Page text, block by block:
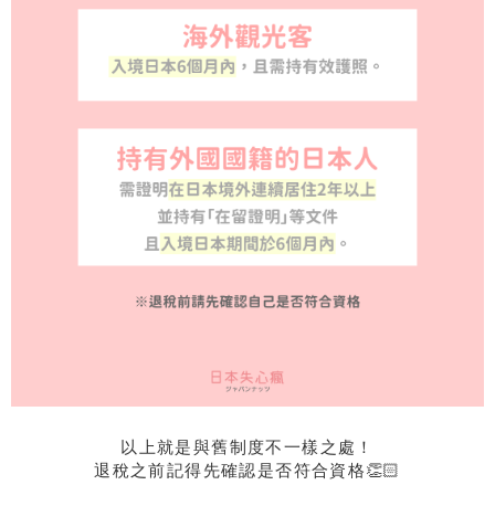
以上就是與舊制度不一樣之處！
退稅之前記得先確認是否符合資格👏🏻